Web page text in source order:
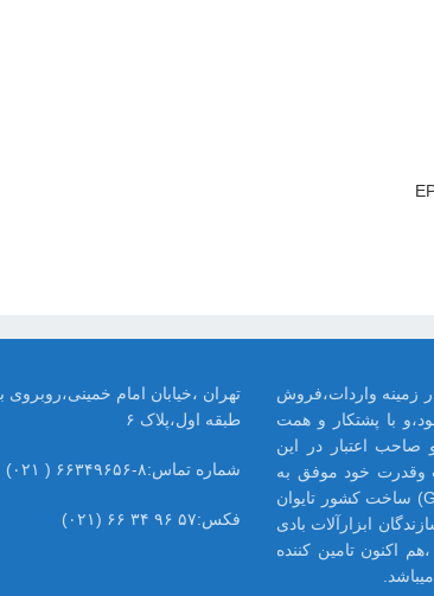
طبقه اول،پلاک ۶
شماره تماس:۸-۶۶۳۴۹۶۵۶ ( ۰۲۱)
فکس:۵۷ ۹۶ ۳۴ ۶۶ (۰۲۱)
خود را در زمینه واردات،فروش
با پشتکار و همت
اعتبار در این
از تجربیات وقدرت خود موفق به
اخذ نمایندگی ابزار آلات بادی با مارک GP) GISON) ساخت کشور تایوان
ابزارآلات بادی
بیش از ۶۵ سال تجربه ،هم اکنون تامین کننده